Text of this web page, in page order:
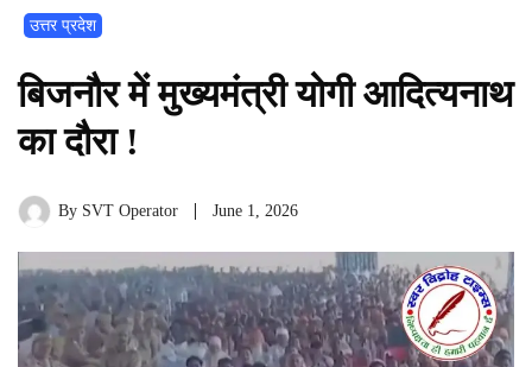
उत्तर प्रदेश
बिजनौर में मुख्यमंत्री योगी आदित्यनाथ
का दौरा !
By SVT Operator June 1, 2026